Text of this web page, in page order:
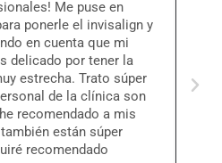
Me puse en
ponerle el invisalign y
en cuenta que mi
delicado por tener la
estrecha. Trato súper
de la clínica son
recomendado a mis
están súper
recomendado